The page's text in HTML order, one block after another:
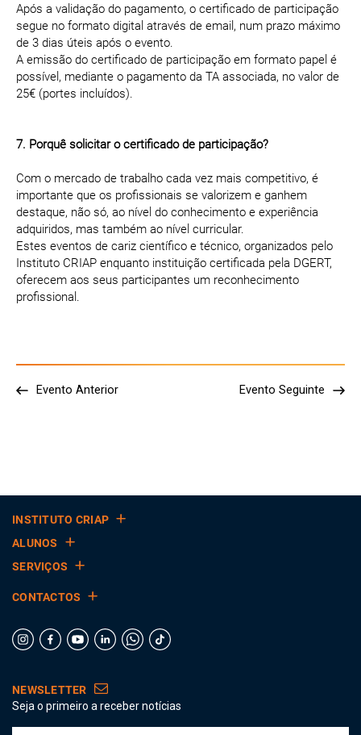
Após a validação do pagamento, o certificado de participação
segue no formato digital através de email, num prazo máximo
de 3 dias úteis após o evento.
A emissão do certificado de participação em formato papel é
possível, mediante o pagamento da TA associada, no valor de
25€ (portes incluídos).
7. Porquê solicitar o certificado de participação?
Com o mercado de trabalho cada vez mais competitivo, é
importante que os profissionais se valorizem e ganhem
destaque, não só, ao nível do conhecimento e experiência
adquiridos, mas também ao nível curricular.
Estes eventos de cariz científico e técnico, organizados pelo
Instituto CRIAP enquanto instituição certificada pela DGERT,
oferecem aos seus participantes um reconhecimento
profissional.
Evento Anterior Evento Seguinte
INSTITUTO CRIAP
ALUNOS
SERVIÇOS
CONTACTOS
NEWSLETTER
Seja o primeiro a receber notícias